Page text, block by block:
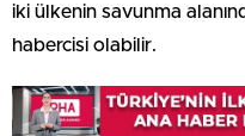
iki ülkenin savunma
habercisi olabilir.